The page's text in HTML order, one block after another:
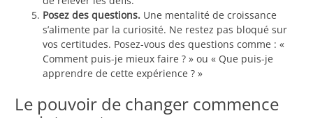
Posez des questions. Une mentalité de croissance
s’alimente par la curiosité. Ne restez pas bloqué sur
vos certitudes. Posez-vous des questions comme : «
Comment puis-je mieux faire ? » ou « Que puis-je
apprendre de cette expérience ? »
Le pouvoir de changer commence